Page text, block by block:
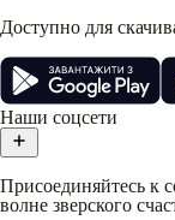
Доступно для
Наши соцсети
Присоединяйтесь к
волне зверского